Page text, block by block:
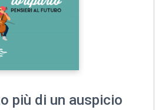
più di un auspicio